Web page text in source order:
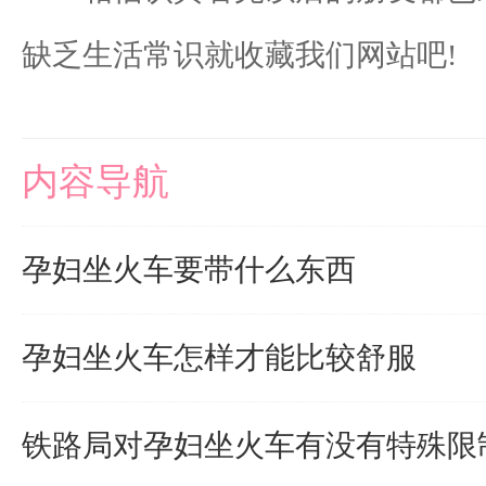
缺乏生活常识就收藏我们网站吧!
内容导航
孕妇坐火车要带什么东西
孕妇坐火车怎样才能比较舒服
铁路局对孕妇坐火车有没有特殊限